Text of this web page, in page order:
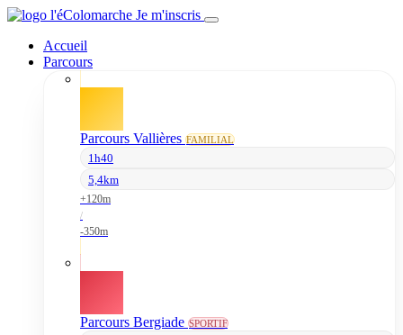
Je m'inscris
Accueil
Parcours
Parcours Vallières FAMILIAL
1h40
5,4km
+120m
/
-350m
Parcours Bergiade SPORTIF